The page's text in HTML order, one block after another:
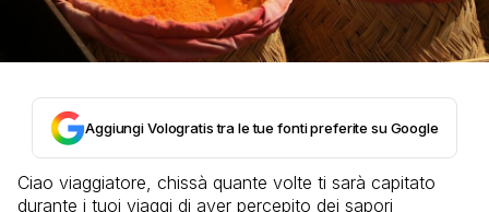
Aggiungi Vologratis tra le tue fonti preferite su Google
Ciao viaggiatore, chissà quante volte ti sarà capitato
durante i tuoi viaggi di aver percepito dei sapori